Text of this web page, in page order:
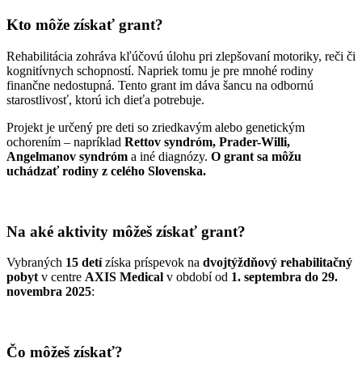
Kto môže získať grant?
Rehabilitácia zohráva kľúčovú úlohu pri zlepšovaní motoriky, reči či
kognitívnych schopností. Napriek tomu je pre mnohé rodiny
finančne nedostupná. Tento grant im dáva šancu na odbornú
starostlivosť, ktorú ich dieťa potrebuje.
Projekt je určený pre deti so zriedkavým alebo genetickým
ochorením – napríklad Rettov syndróm, Prader-Willi,
Angelmanov syndróm a iné diagnózy. O grant sa môžu
uchádzať rodiny z celého Slovenska.
Na aké aktivity môžeš získať grant?
Vybraných 15 detízíska príspevok na dvojtýždňový rehabilitačný
pobyt v centre AXIS Medical v období od 1. septembra do 29.
novembra 2025:
Čo môžeš získať?